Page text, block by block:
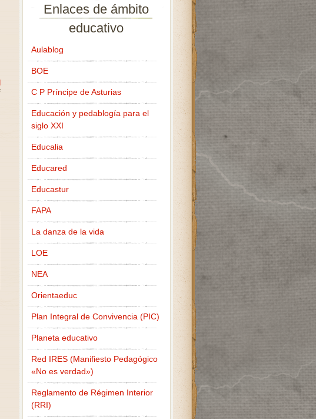
Enlaces de ámbito
educativo
Aulablog
BOE
C P Príncipe de Asturias
Educación y pedablogía para el
siglo XXI
Educalia
Educared
Educastur
FAPA
La danza de la vida
LOE
NEA
Orientaeduc
Plan Integral de Convivencia (PIC)
Planeta educativo
Red IRES (Manifiesto Pedagógico
«No es verdad»)
Reglamento de Régimen Interior
(RRI)